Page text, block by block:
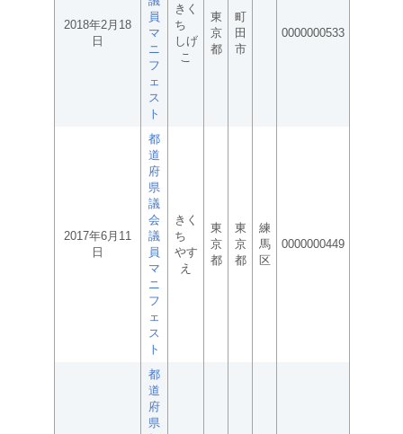
2018年2月18
日
員
マ
ニ
フ
ェ
ス
ト
きく
ち
しげ
こ
東
京
都
町
田
市
0000000533
2017年6月11
日
都
道
府
県
議
会
議
員
マ
ニ
フ
ェ
ス
ト
きく
ち
やす
え
東
京
都
東
京
都
練
馬
区
0000000449
都
道
府
県